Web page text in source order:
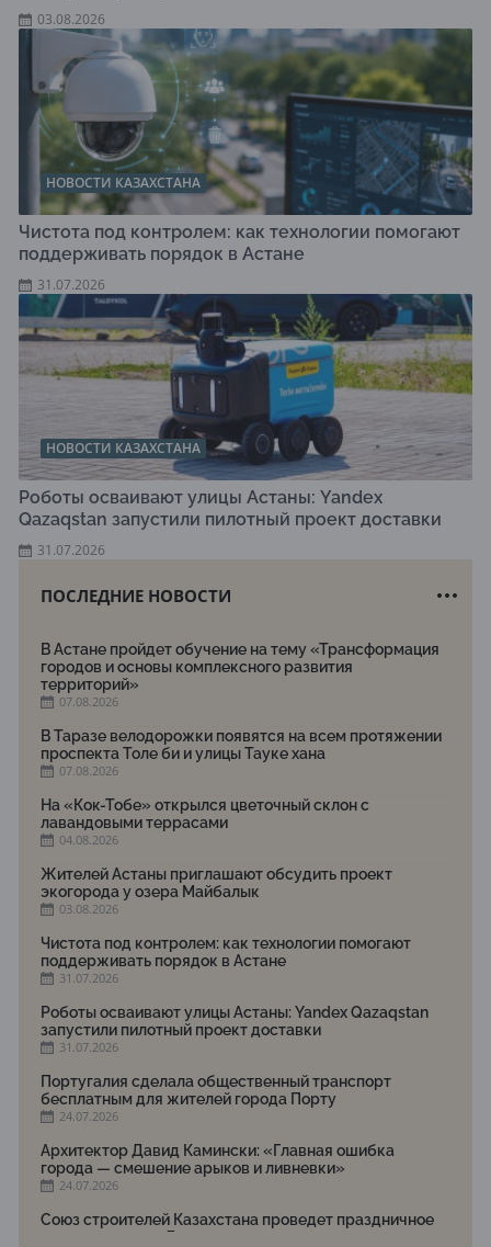
03.08.2026
НОВОСТИ КАЗАХСТАНА
Чистота под контролем: как технологии помогают
поддерживать порядок в Астане
31.07.2026
НОВОСТИ КАЗАХСТАНА
Роботы осваивают улицы Астаны: Yandex
Qazaqstan запустили пилотный проект доставки
31.07.2026
ПОСЛЕДНИЕ НОВОСТИ
В Астане пройдет обучение на тему «Трансформация
городов и основы комплексного развития
территорий»
07.08.2026
В Таразе велодорожки появятся на всем протяжении
проспекта Толе би и улицы Тауке хана
07.08.2026
На «Кок-Тобе» открылся цветочный склон с
лавандовыми террасами
04.08.2026
Жителей Астаны приглашают обсудить проект
экогорода у озера Майбалык
03.08.2026
Чистота под контролем: как технологии помогают
поддерживать порядок в Астане
31.07.2026
Роботы осваивают улицы Астаны: Yandex Qazaqstan
запустили пилотный проект доставки
31.07.2026
Португалия сделала общественный транспорт
бесплатным для жителей города Порту
24.07.2026
Архитектор Давид Камински: «Главная ошибка
города — смешение арыков и ливневки»
24.07.2026
Союз строителей Казахстана проведет праздничное
мероприятие ко Дню строителя